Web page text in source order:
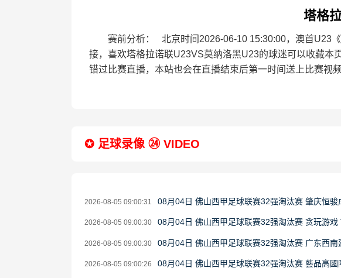
塔格
赛前分析： 北京时间2026-06-10 15:30:00，澳首U23
接，喜欢塔格拉诺联U23VS莫纳洛黑U23的球迷可以收藏
错过比赛直播，本站也会在直播结束后第一时间送上比赛视
✪ 足球录像 ㉔ VIDEO
2026-08-05 09:00:31 08月04日 佛山西甲足球联赛32强淘汰赛 肇庆恒骏
2026-08-05 09:00:30 08月04日 佛山西甲足球联赛32强淘汰赛 贪玩游戏
2026-08-05 09:00:30 08月04日 佛山西甲足球联赛32强淘汰赛 广东西
2026-08-05 09:00:26 08月04日 佛山西甲足球联赛32强淘汰赛 藝品高國